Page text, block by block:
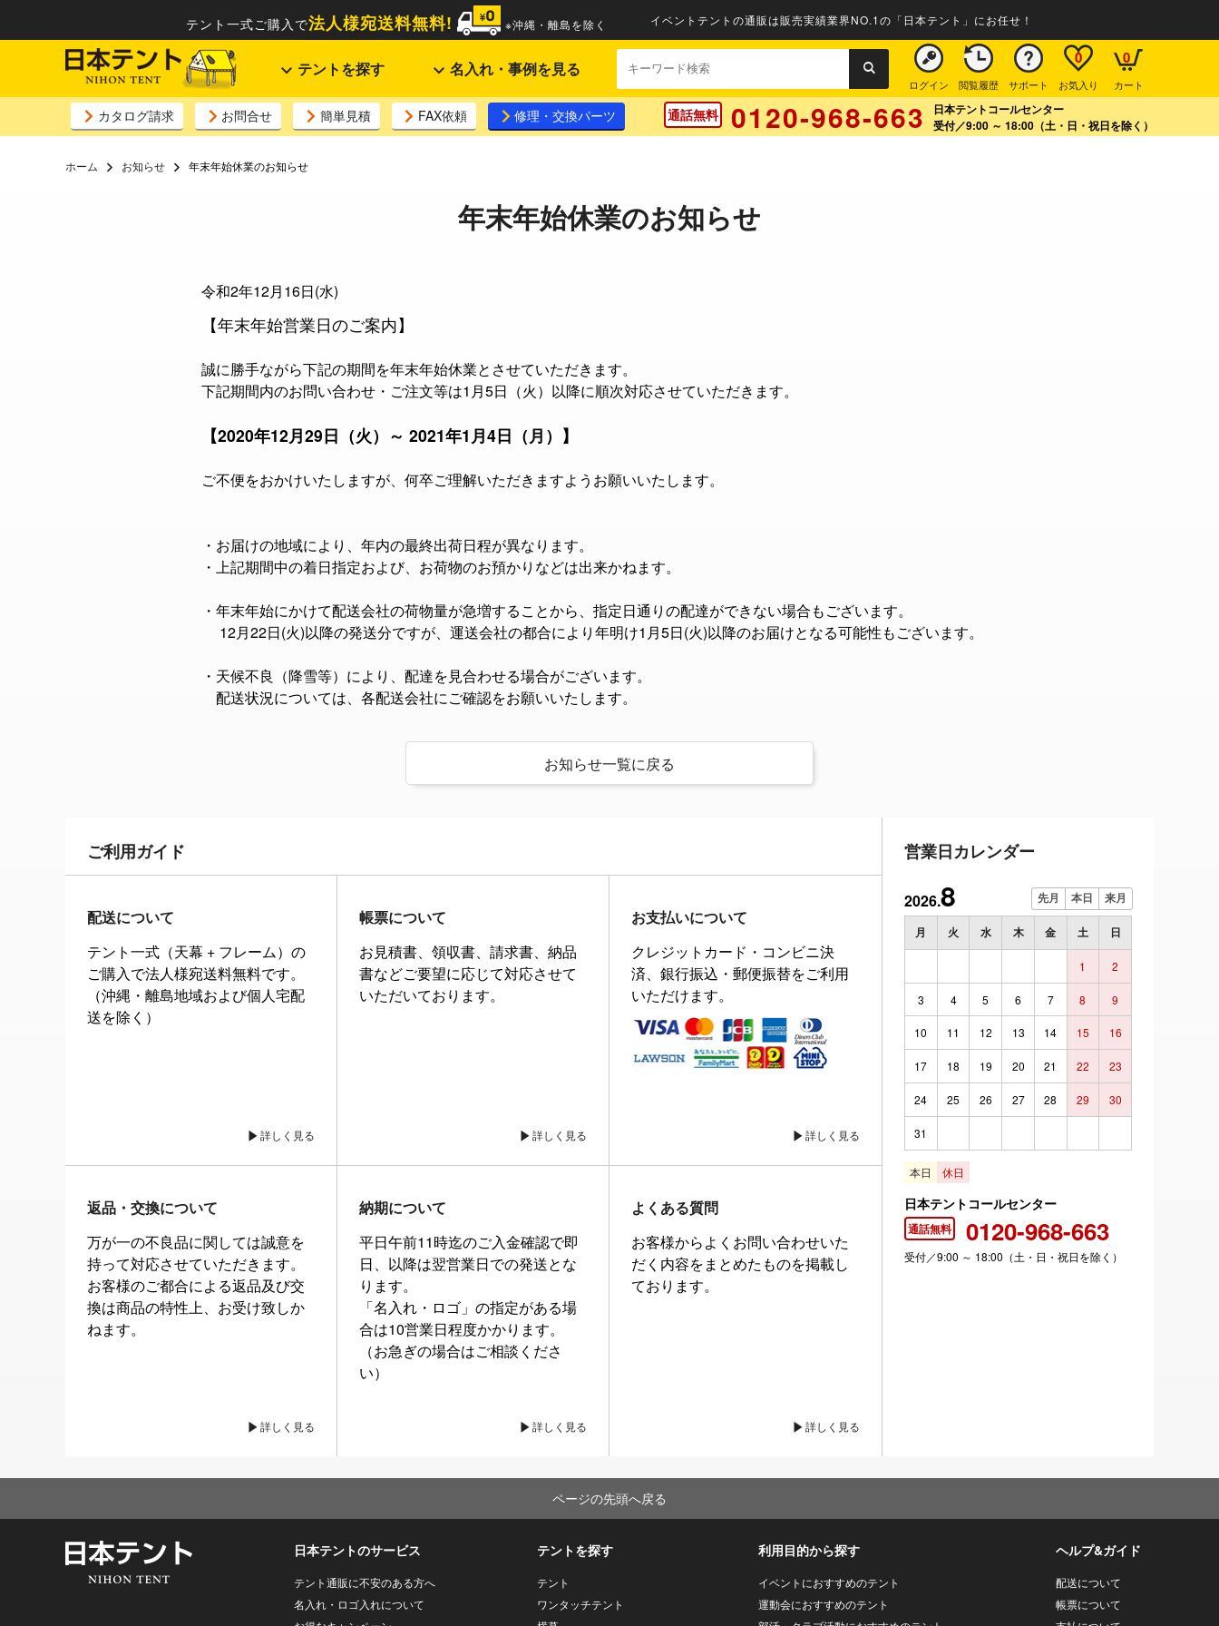
イベントテントの通販は販売実績業界NO.1の「日本テント」にお任せ！
テント一式ご購入で法人様宛送料無料! ※沖縄・離島を除く
テントを探す 名入れ・事例を見る
ログイン 閲覧履歴 サポート お気入り
0
カート
0
カタログ請求 お問合せ 簡単見積 FAX依頼 修理・交換パーツ 通話無料 0120-968-663
日本テントコールセンター
受付／9:00 ～ 18:00（土・日・祝日を除く）
ホーム お知らせ 年末年始休業のお知らせ
年末年始休業のお知らせ
令和2年12月16日(水)
【年末年始営業日のご案内】
誠に勝手ながら下記の期間を年末年始休業とさせていただきます。
下記期間内のお問い合わせ・ご注文等は1月5日（火）以降に順次対応させていただきます。
【2020年12月29日（火）～ 2021年1月4日（月）】
ご不便をおかけいたしますが、何卒ご理解いただきますようお願いいたします。
・お届けの地域により、年内の最終出荷日程が異なります。
・上記期間中の着日指定および、お荷物のお預かりなどは出来かねます。
・年末年始にかけて配送会社の荷物量が急増することから、指定日通りの配達ができない場合もございます。
12月22日(火)以降の発送分ですが、運送会社の都合により年明け1月5日(火)以降のお届けとなる可能性もございます。
・天候不良（降雪等）により、配達を見合わせる場合がございます。
配送状況については、各配送会社にご確認をお願いいたします。
お知らせ一覧に戻る
ご利用ガイド 営業日カレンダー
2026.8 先月 本日 来月
月 火 水 木 金 土 日
1 2
3 4 5 6 7 8 9
10 11 12 13 14 15 16
17 18 19 20 21 22 23
24 25 26 27 28 29 30
31
本日 休日
日本テントコールセンター
通話無料 0120-968-663
受付／9:00 ～ 18:00（土・日・祝日を除く）
配送について
テント一式（天幕 + フレーム）の
ご購入で法人様宛送料無料です。
（沖縄・離島地域および個人宅配
送を除く）
詳しく見る
帳票について
お見積書、領収書、請求書、納品
書などご要望に応じて対応させて
いただいております。
詳しく見る
お支払いについて
クレジットカード・コンビニ決
済、銀行振込・郵便振替をご利用
いただけます。
詳しく見る
返品・交換について
万が一の不良品に関しては誠意を
持って対応させていただきます。
お客様のご都合による返品及び交
換は商品の特性上、お受け致しか
ねます。
詳しく見る
納期について
平日午前11時迄のご入金確認で即
日、以降は翌営業日での発送とな
ります。
「名入れ・ロゴ」の指定がある場
合は10営業日程度かかります。
（お急ぎの場合はご相談くださ
い）
詳しく見る
よくある質問
お客様からよくお問い合わせいた
だく内容をまとめたものを掲載し
ております。
詳しく見る
ページの先頭へ戻る
日本テントのサービス
テント通販に不安のある方へ
名入れ・ロゴ入れについて
テントを探す
テント
ワンタッチテント
利用目的から探す
イベントにおすすめのテント
運動会におすすめのテント
ヘルプ&ガイド
配送について
帳票について